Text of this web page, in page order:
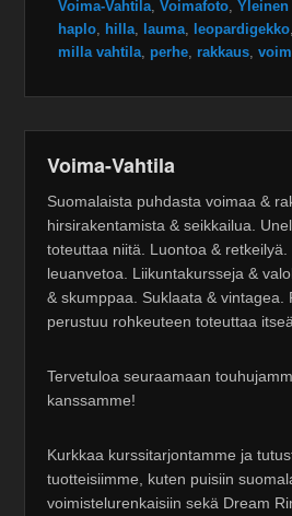
Voima-Vahtila,Voimafoto,Yleinen
haplo, hilla, lauma, leopardigekko,
milla vahtila, perhe, rakkaus,
Voima-Vahtila
Suomalaista puhdasta voimaa &
hirsirakentamista & seikkailua.
toteuttaa niitä. Luontoa &
leuanvetoa. Liikuntakursseja &
& skumppaa. Suklaata & vintagea.
perustuu rohkeuteen toteuttaa
Tervetuloa seuraamaan
kanssamme!
Kurkkaa kurssitarjontamme ja
tuotteisiimme, kuten puisiin
voimistelurenkaisiin sekä Dream